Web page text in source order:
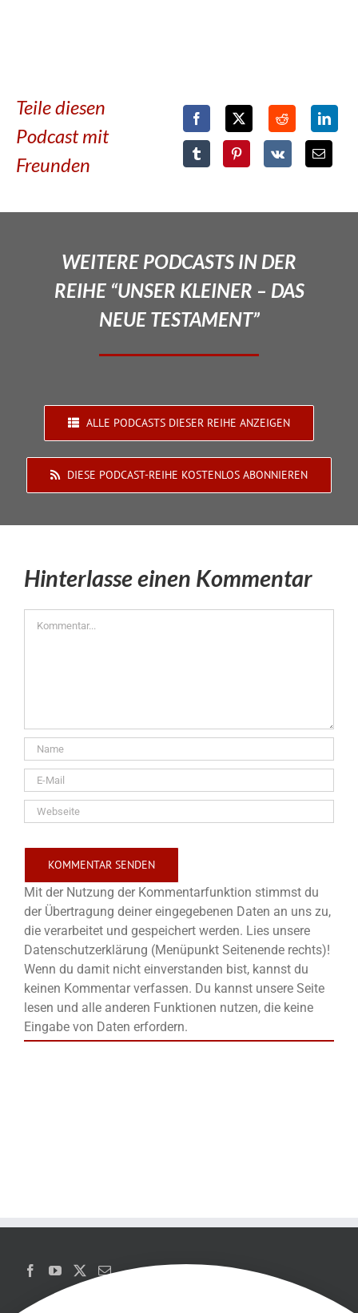
Teile diesen
Podcast mit
Freunden
WEITERE PODCASTS IN DER
REIHE “UNSER KLEINER – DAS
NEUE TESTAMENT”
ALLE PODCASTS DIESER REIHE ANZEIGEN
DIESE PODCAST-REIHE KOSTENLOS ABONNIEREN
Hinterlasse einen Kommentar
Mit der Nutzung der Kommentarfunktion stimmst du
der Übertragung deiner eingegebenen Daten an uns zu,
die verarbeitet und gespeichert werden. Lies unsere
Datenschutzerklärung (Menüpunkt Seitenende rechts)!
Wenn du damit nicht einverstanden bist, kannst du
keinen Kommentar verfassen. Du kannst unsere Seite
lesen und alle anderen Funktionen nutzen, die keine
Eingabe von Daten erfordern.